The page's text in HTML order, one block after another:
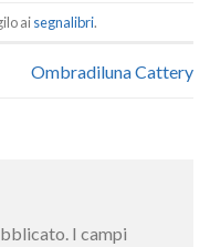
aisegnalibri.
Ombradiluna Cattery
I campi